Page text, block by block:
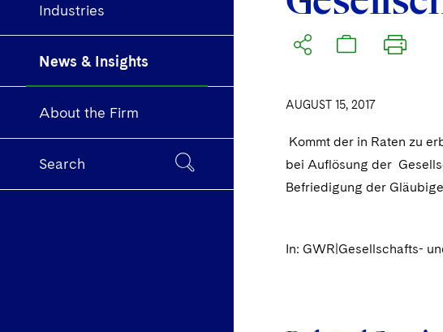
Industries
News & Insights
About the Firm
Search
AUGUST 15, 2017
Kommt der in Raten zu
bei Auflösung der
Befriedigung der
In: GWR|Gesellschafts-